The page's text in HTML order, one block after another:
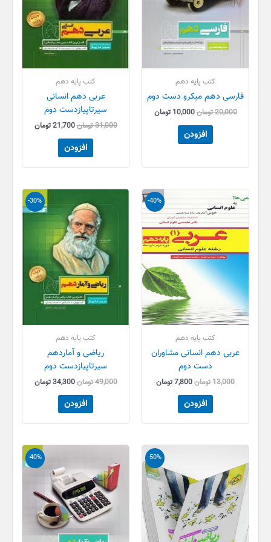
کتب پایه دهم
فارسی دهم میکرو دست دوم
20,000تومان10,000 تومان
افزودن
کتب پایه دهم
عربی دهم انسانی
سیرتاپیازدست دوم
31,000تومان21,700تومان
افزودن
-40%
کتب پایه دهم
عربی دهم انسانی مشاوران
دست دوم
13,000تومان
قیمت
13,000 تومان
بود.
7,800تومان
قیمت
فعلی
است.
افزودن
-30%
کتب پایه دهم
ریاضی و آماردهم
سیرتاپیازدست دوم
49,000تومان
قیمت
اصلی
49,000 تومان
بود.
34,300تومان
قیمت
فعلی
افزودن
-50%
50,000 تومان
بود.
قیمت
فعلی
25,000 تومان
است.
-40%
25,000 تومان
بود.
قیمت
فعلی